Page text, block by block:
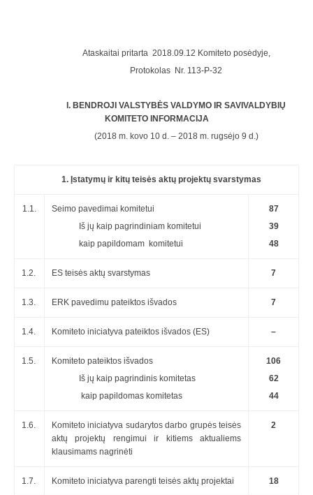
Ataskaitai pritarta 2018.09.12 Komiteto posėdyje,
Protokolas Nr. 113-P-32
I. BENDROJI VALSTYBĖS VALDYMO IR SAVIVALDYBIŲ
KOMITETO INFORMACIJA
(2018 m. kovo 10 d. – 2018 m. rugsėjo 9 d.)
1. Įstatymų ir kitų teisės aktų projektų svarstymas
1.1.
Seimo pavedimai komitetui
Iš jų kaip pagrindiniam komitetui
kaip papildomam komitetui
87
39
48
1.2. ES teisės aktų svarstymas 7
1.3. ERK pavedimu pateiktos išvados 7
1.4. Komiteto iniciatyva pateiktos išvados (ES) –
1.5.
Komiteto pateiktos išvados
Iš jų kaip pagrindinis komitetas
kaip papildomas komitetas
106
62
44
1.6.
Komiteto iniciatyva sudarytos darbo grupės teisės
aktų projektų rengimui ir kitiems aktualiems
klausimams nagrinėti
2
1.7. Komiteto iniciatyva parengti teisės aktų projektai 18